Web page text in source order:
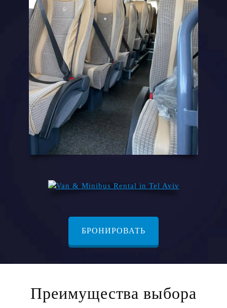
БРОНИРОВАТЬ
Преимущества выбора